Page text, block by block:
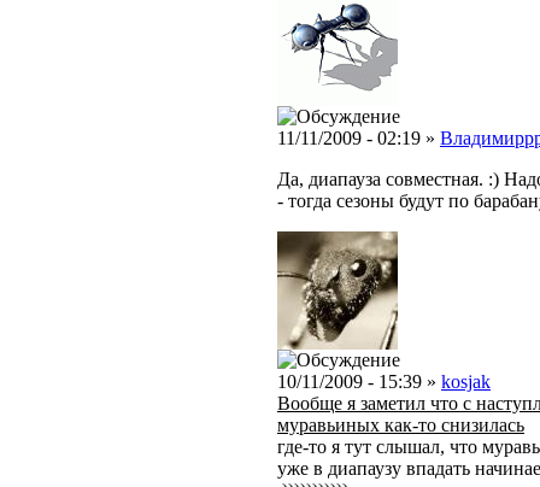
11/11/2009 - 02:19 »
Да, диапауза совместная. :)
- тогда сезоны будут по
10/11/2009 - 15:39 » kosjak
Вообще я заметил что с
муравьиных как-то снизилась
где-то я тут слышал, что
уже в диапаузу впадать